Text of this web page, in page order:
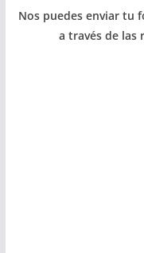
Nos puedes enviar tu
a través de las